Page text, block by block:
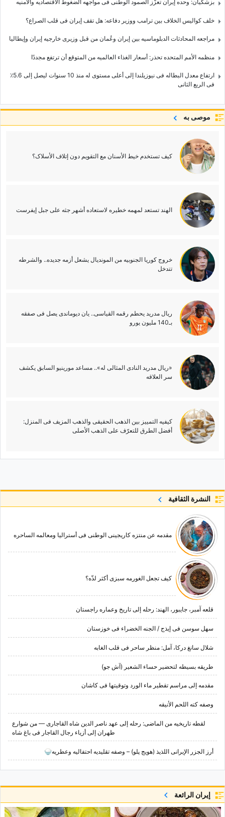
بزشکیان: وحده إیران تعزّز الصمود الوطنی فی مواجهه الضغوط الاقتصادیه والأمنیه
خلف کوالیس الخلاف بین ترامب ووزیر دفاعه: هل تقف إیران فی قلب الصراع؟
مراجعه المحادثات الدبلوماسیه بین إیران وعُمان من قبل وزیری خارجیه إیران وإیطالیا
منظمه الأمم المتحده تحذر: أسعار الغذاء العالمیه من المتوقع أن ترتفع مجددًا
ارتفاع معدل البطاله فی نیوزیلندا إلى أعلى مستوى له منذ 10 سنوات لیصل إلى 5.6٪
فی الربع الثانی
موصى به
کیف تستخدم خیط الأسنان مع التقویم دون إتلاف الأسلاک؟
الهند تستعد لمهمه خطیره لاستعاده أشهر جثه على جبل إیفرست
خروج کوریا الجنوبیه من الموندیال یشعل أزمه جدیده.. والشرطه
تتدخل
ریال مدرید یحطم رقمه القیاسی.. یان دیوماندی یصل فی صفقه
بـ140 ملیون یورو
«ریال مدرید النادی المثالی له».. مساعد مورینیو السابق یکشف
سر العلاقه
کیفیه التمییز بین الذهب الحقیقی والذهب المزیف فی المنزل:
أفضل الطرق للتعرّف على الذهب الأصلی
النشرة الثقافية
مقدمه عن منتزه کاریجینی الوطنی فی أسترالیا ومعالمه الساحره
کیف تجعل الغورمه سبزی أکثر لذّه؟
قلعه آمبر، جایبور، الهند: رحله إلى تاریخ وعماره راجستان
سهل سوسن فی إیذج / الجنه الخضراء فی خوزستان
شلال سانغ درکا، آمل: منظر ساحر فی قلب الغابه
طریقه بسیطه لتحضیر حساء الشعیر (آش جو)
مقدمه إلى مراسم تقطیر ماء الورد وتوقیتها فی کاشان
وصفه کته اللحم الأنیقه
لقطه تاریخیه من الماضی: رحله إلى عهد ناصر الدین شاه القاجاری — من شوارع
طهران إلى أزیاء رجال القاجار فی باغ شاه
أرز الجزر الإیرانی اللذیذ (هویج پلو) – وصفه تقلیدیه احتفالیه وعطریه🍚
إيران الرائعة